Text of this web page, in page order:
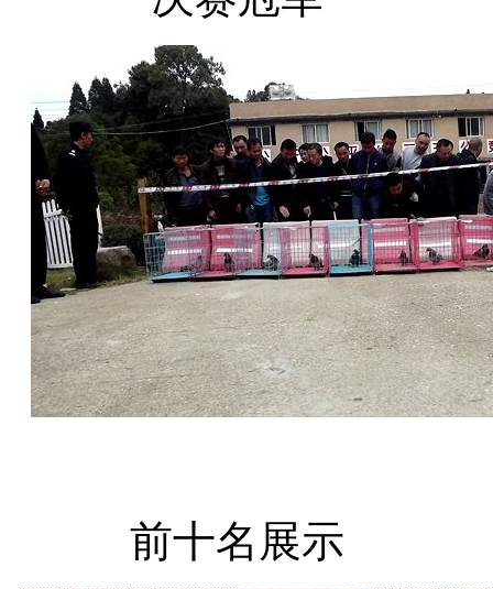
前十名展示